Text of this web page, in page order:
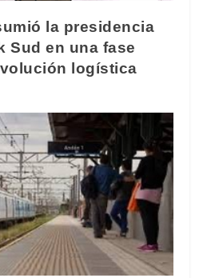
la presidencia
Sud en una fase
logística